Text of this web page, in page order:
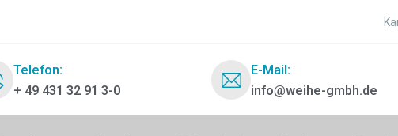
Telefon:
+ 49 431 32 91 3-0
E-Mail:
info@weihe-gmbh.de